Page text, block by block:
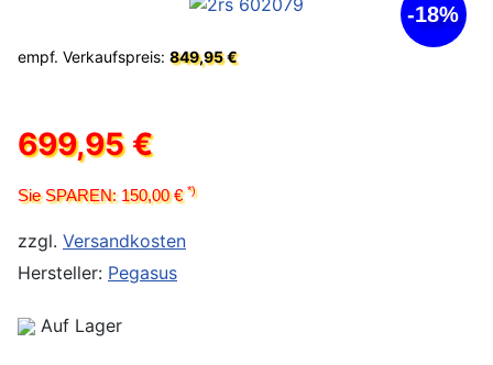
-18%
empf. Verkaufspreis: 849,95 €
699,95 €
Sie SPAREN: 150,00 €*)
zzgl. Versandkosten
Hersteller: Pegasus
Auf Lager